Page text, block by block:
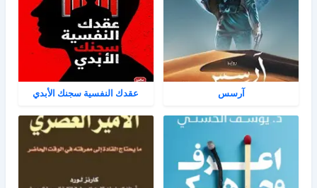
آرسس عقدك النفسية سجنك الأبدي